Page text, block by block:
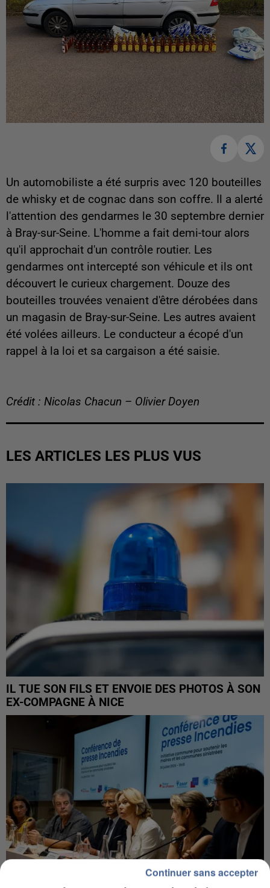
Un automobiliste a été surpris avec 120 bouteilles
de whisky et de cognac dans son coffre. Il a alerté
l'attention des gendarmes le 30 septembre dernier
à Bray-sur-Seine. L'homme a fait demi-tour alors
qu'il approchait d'un contrôle routier. Les
gendarmes ont intercepté son véhicule et ils ont
découvert le curieux chargement. Douze des
bouteilles trouvées venaient d'être dérobées dans
un magasin de Bray-sur-Seine. Les autres avaient
été volées ailleurs. Le conducteur a écopé d'un
rappel à la loi et sa cargaison a été saisie.
Crédit : Nicolas Chacun – Olivier Doyen
LES ARTICLES LES PLUS VUS
IL TUE SON FILS ET ENVOIE DES PHOTOS À SON
EX-COMPAGNE À NICE
Continuer sans accepter